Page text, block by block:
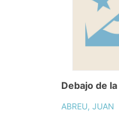
Debajo de
ABREU, JUAN